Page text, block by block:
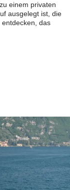
einem privaten
ausgelegt ist, die
entdecken, das